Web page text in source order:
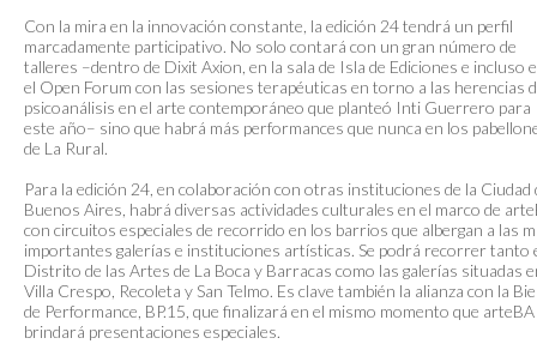
Con la mira en la innovación constante, la edición 24 tendrá un perfil
marcadamente participativo. No solo contará con un gran número de
talleres –dentro de Dixit Axion, en la sala de Isla de Ediciones e incluso
el Open Forum con las sesiones terapéuticas en torno a las herencias
psicoanálisis en el arte contemporáneo que planteó Inti Guerrero para
este año– sino que habrá más performances que nunca en los
de La Rural.
Para la edición 24, en colaboración con otras instituciones de la Ciudad
Buenos Aires, habrá diversas actividades culturales en el marco de
con circuitos especiales de recorrido en los barrios que albergan a las
importantes galerías e instituciones artísticas. Se podrá recorrer tanto
Distrito de las Artes de La Boca y Barracas como las galerías situadas
Villa Crespo, Recoleta y San Telmo. Es clave también la alianza con la
de Performance, BP.15, que finalizará en el mismo momento que
brindará presentaciones especiales.